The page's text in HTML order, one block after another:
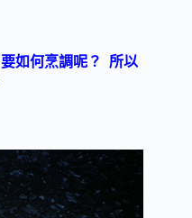
要如何烹調呢？ 所以